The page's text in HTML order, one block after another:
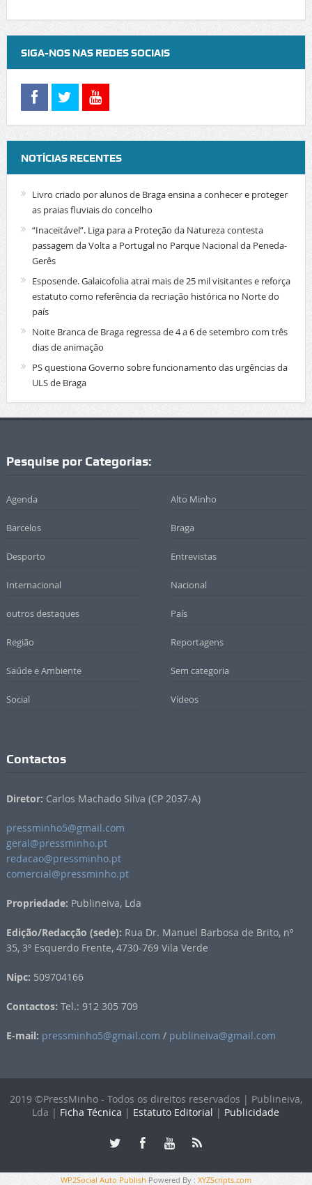
SIGA-NOS NAS REDES SOCIAIS
NOTÍCIAS RECENTES
Livro criado por alunos de Braga ensina a conhecer e proteger
as praias fluviais do concelho
“Inaceitável”. Liga para a Proteção da Natureza contesta
passagem da Volta a Portugal no Parque Nacional da Peneda-
Gerês
Esposende. Galaicofolia atrai mais de 25 mil visitantes e reforça
estatuto como referência da recriação histórica no Norte do
país
Noite Branca de Braga regressa de 4 a 6 de setembro com três
dias de animação
PS questiona Governo sobre funcionamento das urgências da
ULS de Braga
Pesquise por Categorias:
Agenda Alto Minho
Barcelos Braga
Desporto Entrevistas
Internacional Nacional
outros destaques País
Região Reportagens
Saúde e Ambiente Sem categoria
Social Vídeos
Contactos
Diretor: Carlos Machado Silva (CP 2037-A)
pressminho5@gmail.com
geral@pressminho.pt
redacao@pressminho.pt
comercial@pressminho.pt
Propriedade: Publineiva, Lda
Edição/Redacção (sede): Rua Dr. Manuel Barbosa de Brito, nº
35, 3º Esquerdo Frente, 4730-769 Vila Verde
Nipc: 509704166
Contactos: Tel.: 912 305 709
E-mail: pressminho5@gmail.com / publineiva@gmail.com
2019 ©PressMinho - Todos os direitos reservados | Publineiva,
Lda | Ficha Técnica | Estatuto Editorial | Publicidade
WP2Social Auto Publish Powered By : XYZScripts.com